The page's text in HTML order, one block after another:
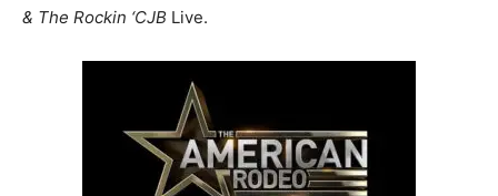
& The Rockin ‘CJB Live.